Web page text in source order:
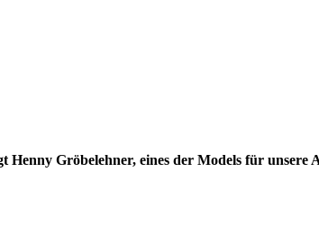
Henny Gröbelehner, eines der Models für unsere